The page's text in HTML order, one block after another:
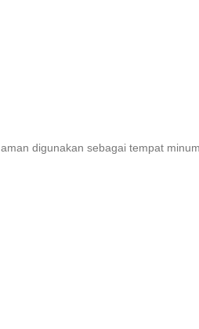
digunakan sebagai tempat